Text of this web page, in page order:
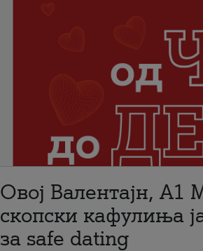
Овој Валентајн, A1
скопски кафулиња
за safe dating